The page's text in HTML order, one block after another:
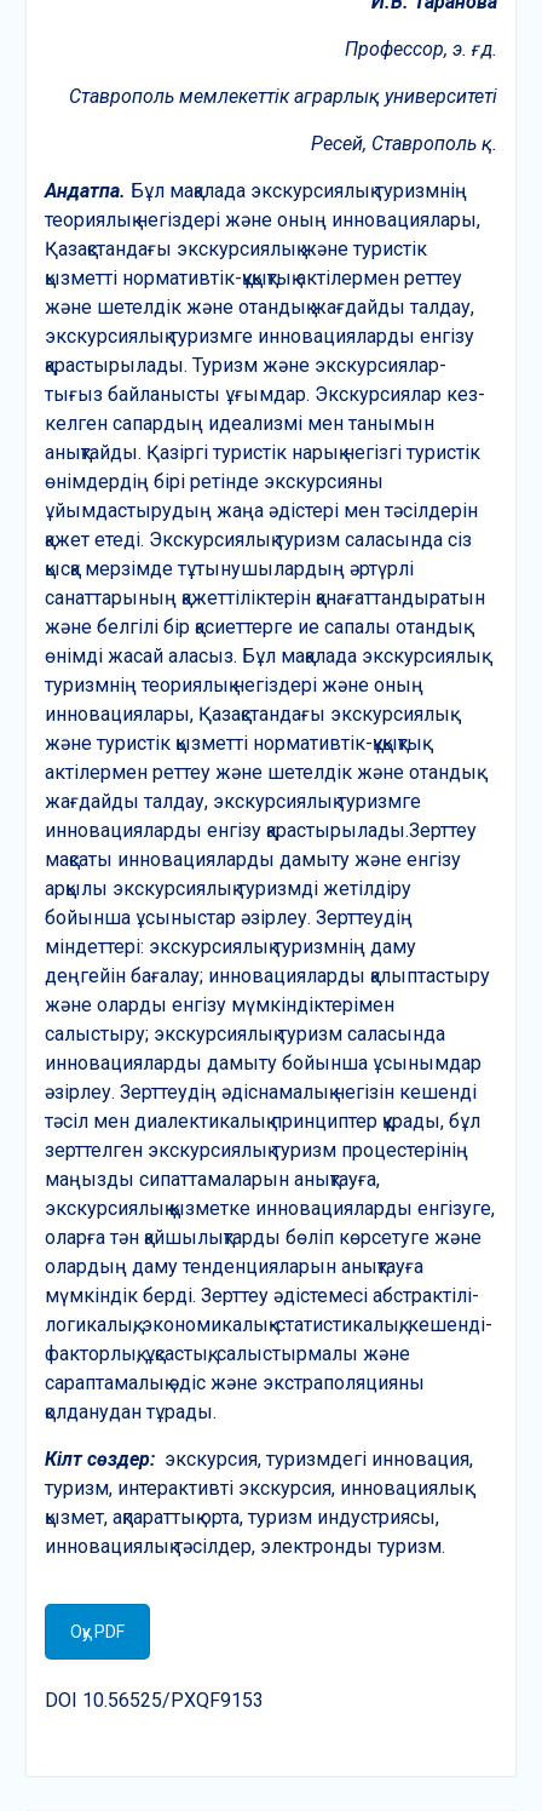
Профессор, э. ғ. д.
Ставрополь мемлекеттік аграрлық университеті
Ресей, Ставрополь қ.
Андатпа. Бұл мақалада экскурсиялық туризмнің
теориялық негіздері және оның инновациялары,
Қазақстандағы экскурсиялық және туристік
қызметті нормативтік-құқықтық актілермен реттеу
және шетелдік және отандық жағдайды талдау,
экскурсиялық туризмге инновацияларды енгізу
қарастырылады. Туризм және экскурсиялар-
тығыз байланысты ұғымдар. Экскурсиялар кез-
келген сапардың идеализмі мен танымын
анықтайды. Қазіргі туристік нарық негізгі туристік
өнімдердің бірі ретінде экскурсияны
ұйымдастырудың жаңа әдістері мен тәсілдерін
қажет етеді. Экскурсиялық туризм саласында сіз
қысқа мерзімде тұтынушылардың әртүрлі
санаттарының қажеттіліктерін қанағаттандыратын
және белгілі бір қасиеттерге ие сапалы отандық
өнімді жасай аласыз. Бұл мақалада экскурсиялық
туризмнің теориялық негіздері және оның
инновациялары, Қазақстандағы экскурсиялық
және туристік қызметті нормативтік-құқықтық
актілермен реттеу және шетелдік және отандық
жағдайды талдау, экскурсиялық туризмге
инновацияларды енгізу қарастырылады.Зерттеу
мақсаты инновацияларды дамыту және енгізу
арқылы экскурсиялық туризмді жетілдіру
бойынша ұсыныстар әзірлеу. Зерттеудің
міндеттері: экскурсиялық туризмнің даму
деңгейін бағалау; инновацияларды қалыптастыру
және оларды енгізу мүмкіндіктерімен
салыстыру; экскурсиялық туризм саласында
инновацияларды дамыту бойынша ұсынымдар
әзірлеу. Зерттеудің әдіснамалық негізін кешенді
тәсіл мен диалектикалық принциптер құрады, бұл
зерттелген экскурсиялық туризм процестерінің
маңызды сипаттамаларын анықтауға,
экскурсиялық қызметке инновацияларды енгізуге,
оларға тән қайшылықтарды бөліп көрсетуге және
олардың даму тенденцияларын анықтауға
мүмкіндік берді. Зерттеу әдістемесі абстрактілі-
логикалық, экономикалық-статистикалық, кешенді-
факторлық, ұқсастық, салыстырмалы және
сараптамалық әдіс және экстраполяцияны
қолданудан тұрады.
Кілт сөздер: экскурсия, туризмдегі инновация,
туризм, интерактивті экскурсия, инновациялық
қызмет, ақпараттық орта, туризм индустриясы,
инновациялық тәсілдер, электронды туризм.
Оқу PDF
DOI 10.56525/PXQF9153